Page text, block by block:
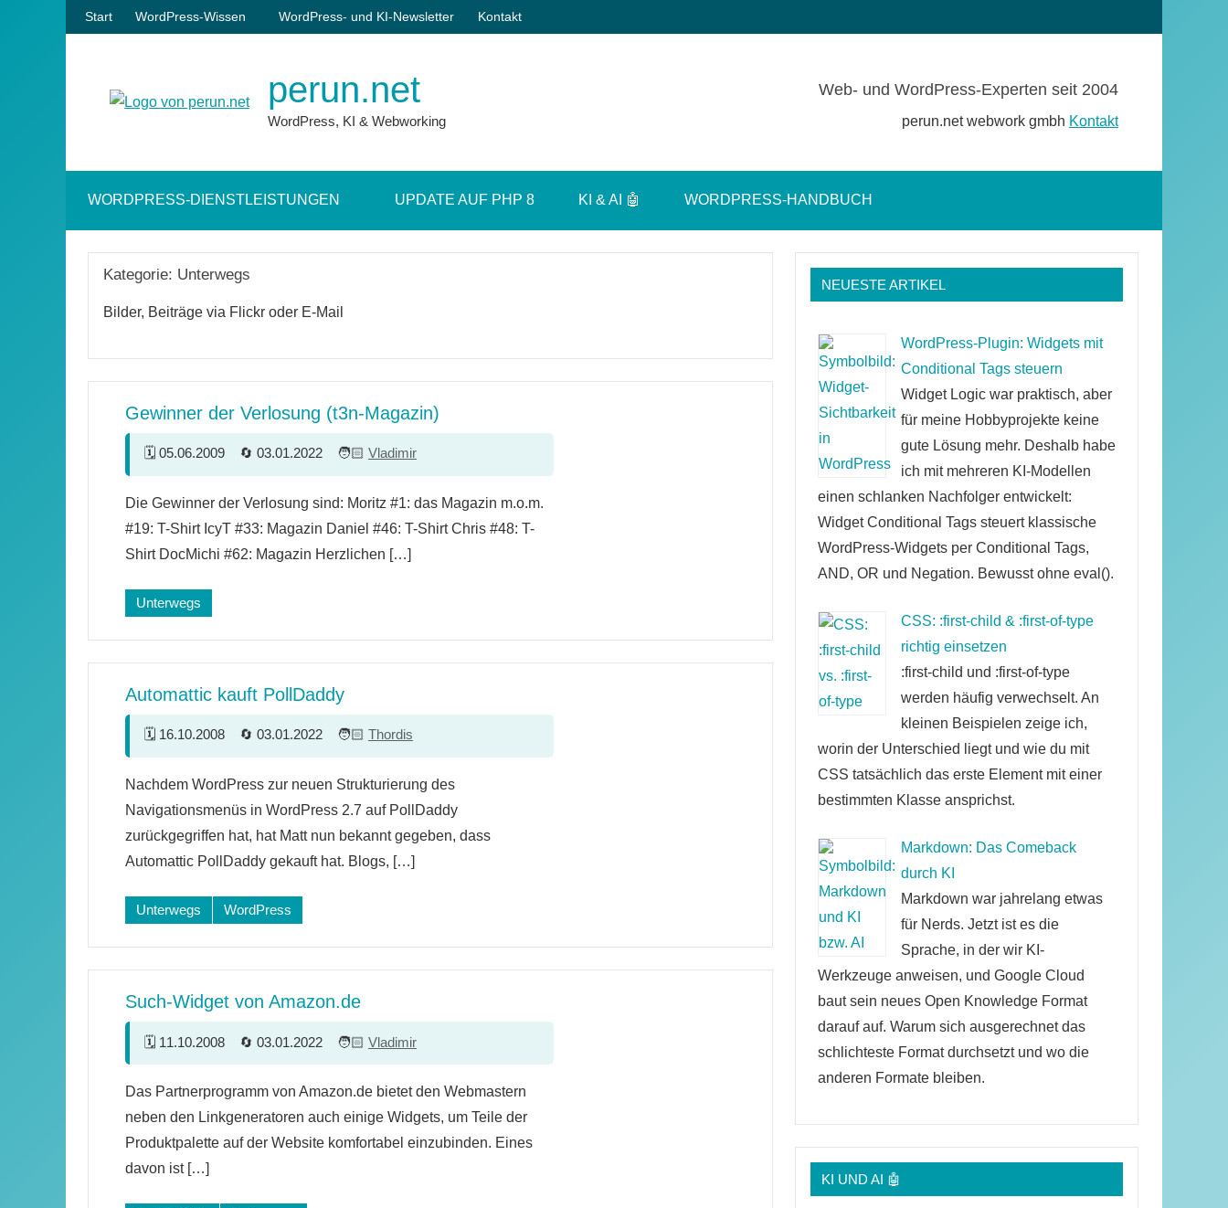
Zum
Inhalt
Start WordPress-Wissen WordPress- und KI-Newsletter Kontakt
perun.net
WordPress, KI & Webworking
Web- und WordPress-Experten seit 2004
perun.net webwork gmbh Kontakt
öffnen
WORDPRESS-DIENSTLEISTUNGEN UPDATE AUF PHP 8 KI & AI 🤖 WORDPRESS-HANDBUCH
Kategorie: Unterwegs
Bilder, Beiträge via Flickr oder E-Mail
Gewinner der Verlosung (t3n-Magazin)
05.06.2009 03.01.2022 Vladimir
Kommentare
Die Gewinner der Verlosung sind: Moritz #1: das Magazin m.o.m.
#19: T-Shirt IcyT #33: Magazin Daniel #46: T-Shirt Chris #48: T-
Shirt DocMichi #62: Magazin Herzlichen […]
Unterwegs
Automattic kauft PollDaddy
16.10.2008 03.01.2022 Thordis
Kommentare
Nachdem WordPress zur neuen Strukturierung des
Navigationsmenüs in WordPress 2.7 auf PollDaddy
zurückgegriffen hat, hat Matt nun bekannt gegeben, dass
Automattic PollDaddy gekauft hat. Blogs, […]
Unterwegs WordPress
Such-Widget von Amazon.de
11.10.2008 03.01.2022 Vladimir
Kommentare
Das Partnerprogramm von Amazon.de bietet den Webmastern
neben den Linkgeneratoren auch einige Widgets, um Teile der
Produktpalette auf der Website komfortabel einzubinden. Eines
davon ist […]
NEUESTE ARTIKEL
WordPress-Plugin: Widgets mit
Conditional Tags steuern
Widget Logic war praktisch, aber
für meine Hobbyprojekte keine
gute Lösung mehr. Deshalb habe
ich mit mehreren KI-Modellen
einen schlanken Nachfolger entwickelt:
Widget Conditional Tags steuert klassische
WordPress-Widgets per Conditional Tags,
AND, OR und Negation. Bewusst ohne eval().
CSS: :first-child & :first-of-type
richtig einsetzen
:first-child und :first-of-type
werden häufig verwechselt. An
kleinen Beispielen zeige ich,
worin der Unterschied liegt und wie du mit
CSS tatsächlich das erste Element mit einer
bestimmten Klasse ansprichst.
Markdown: Das Comeback
durch KI
Markdown war jahrelang etwas
für Nerds. Jetzt ist es die
Sprache, in der wir KI-
Werkzeuge anweisen, und Google Cloud
baut sein neues Open Knowledge Format
darauf auf. Warum sich ausgerechnet das
schlichteste Format durchsetzt und wo die
anderen Formate bleiben.
KI UND AI 🤖